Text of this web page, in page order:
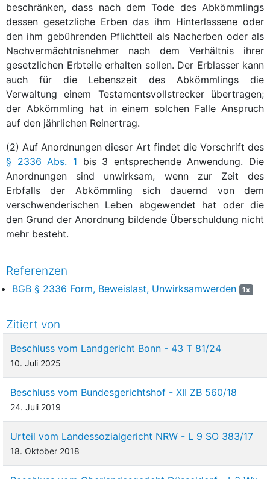
beschränken, dass nach dem Tode des Abkömmlings
dessen gesetzliche Erben das ihm Hinterlassene oder
den ihm gebührenden Pflichtteil als Nacherben oder als
Nachvermächtnisnehmer nach dem Verhältnis ihrer
gesetzlichen Erbteile erhalten sollen. Der Erblasser kann
auch für die Lebenszeit des Abkömmlings die
Verwaltung einem Testamentsvollstrecker übertragen;
der Abkömmling hat in einem solchen Falle Anspruch
auf den jährlichen Reinertrag.
(2) Auf Anordnungen dieser Art findet die Vorschrift des
§ 2336 Abs. 1 bis 3 entsprechende Anwendung. Die
Anordnungen sind unwirksam, wenn zur Zeit des
Erbfalls der Abkömmling sich dauernd von dem
verschwenderischen Leben abgewendet hat oder die
den Grund der Anordnung bildende Überschuldung nicht
mehr besteht.
Referenzen
BGB § 2336 Form, Beweislast, Unwirksamwerden 1x
Zitiert von
Beschluss vom Landgericht Bonn - 43 T 81/24
10. Juli 2025
Beschluss vom Bundesgerichtshof - XII ZB 560/18
24. Juli 2019
Urteil vom Landessozialgericht NRW - L 9 SO 383/17
18. Oktober 2018